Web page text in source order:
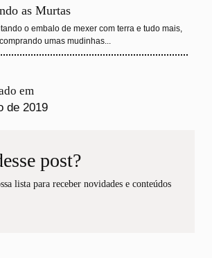
as Murtas
o embalo de mexer com terra e tudo mais,
umas mudinhas...
em
de 2019
post?
lista para receber novidades e conteúdos